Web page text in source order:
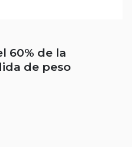
60% de la
de peso